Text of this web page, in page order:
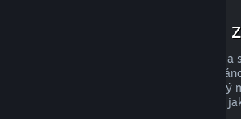
Za co lze získat peníze
Služba Steam nabízí vrácení peněz za hry
obchodě Steam, pokud je o vrácení
zakoupení a uživatel měl produkt spuštěný
Níže si můžete přečíst kompletní přehled,